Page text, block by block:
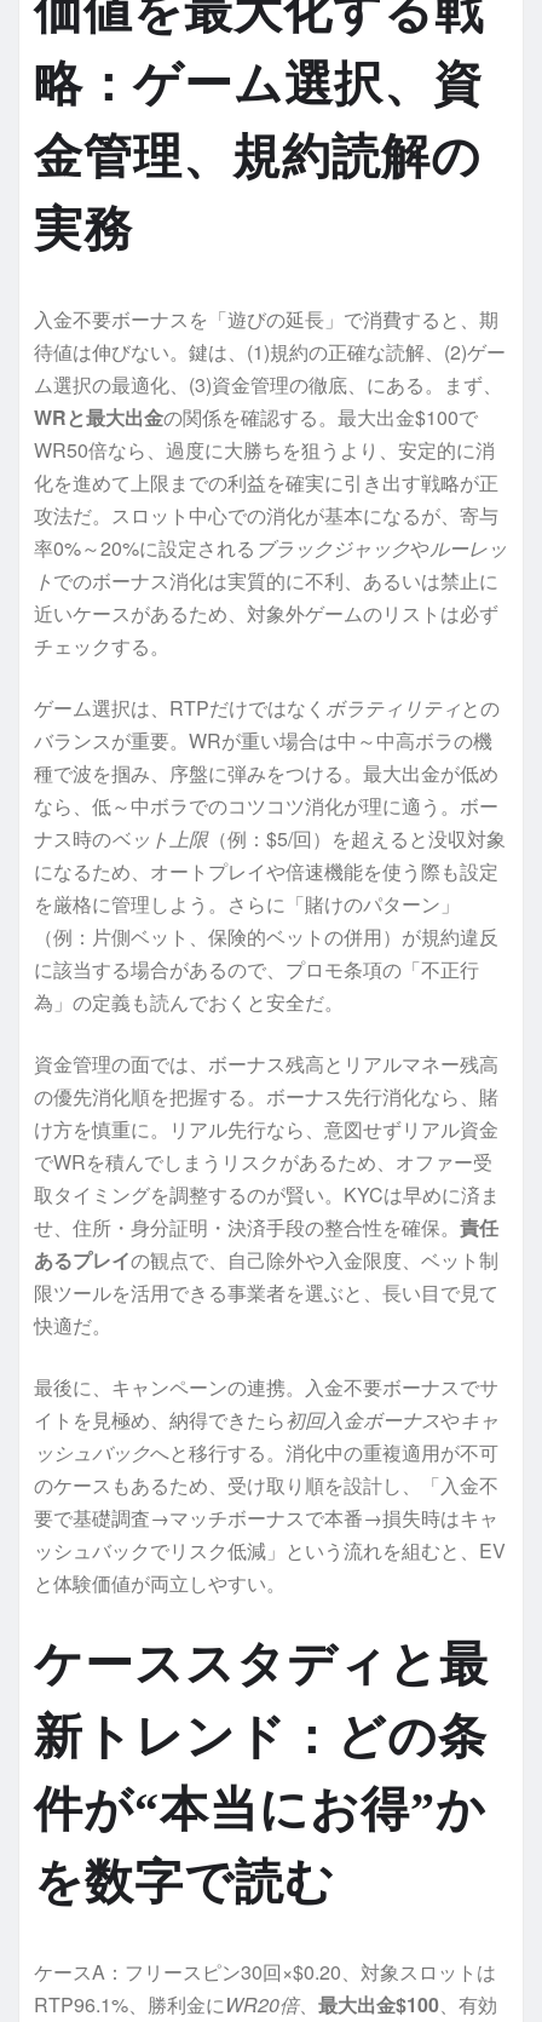
価値を最大化する戦
略：ゲーム選択、資
金管理、規約読解の
実務
入金不要ボーナスを「遊びの延長」で消費すると、期
待値は伸びない。鍵は、(1)規約の正確な読解、(2)ゲー
ム選択の最適化、(3)資金管理の徹底、にある。まず、
WRと最大出金の関係を確認する。最大出金$100で
WR50倍なら、過度に大勝ちを狙うより、安定的に消
化を進めて上限までの利益を確実に引き出す戦略が正
攻法だ。スロット中心での消化が基本になるが、寄与
率0%～20%に設定される ブラックジャックやルーレッ
トでのボーナス消化は実質的に不利、あるいは禁止に
近いケースがあるため、対象外ゲームのリストは必ず
チェックする。
ゲーム選択は、RTPだけではなく ボラティリティとの
バランスが重要。WRが重い場合は中～中高ボラの機
種で波を掴み、序盤に弾みをつける。最大出金が低め
なら、低～中ボラでのコツコツ消化が理に適う。ボー
ナス時のベット上限（例：$5/回）を超えると没収対象
になるため、オートプレイや倍速機能を使う際も設定
を厳格に管理しよう。さらに「賭けのパターン」
（例：片側ベット、保険的ベットの併用）が規約違反
に該当する場合があるので、プロモ条項の「不正行
為」の定義も読んでおくと安全だ。
資金管理の面では、ボーナス残高とリアルマネー残高
の優先消化順を把握する。ボーナス先行消化なら、賭
け方を慎重に。リアル先行なら、意図せずリアル資金
でWRを積んでしまうリスクがあるため、オファー受
取タイミングを調整するのが賢い。KYCは早めに済ま
せ、住所・身分証明・決済手段の整合性を確保。 責任
あるプレイの観点で、自己除外や入金限度、ベット制
限ツールを活用できる事業者を選ぶと、長い目で見て
快適だ。
最後に、キャンペーンの連携。入金不要ボーナスでサ
イトを見極め、納得できたら初回入金ボーナスやキャ
ッシュバックへと移行する。消化中の重複適用が不可
のケースもあるため、受け取り順を設計し、「入金不
要で基礎調査→マッチボーナスで本番→損失時はキャ
ッシュバックでリスク低減」という流れを組むと、EV
と体験価値が両立しやすい。
ケーススタディと最
新トレンド：どの条
件が“本当にお得”か
を数字で読む
ケースA：フリースピン30回×$0.20、対象スロットは
RTP96.1%、勝利金にWR20倍、 最大出金$100、有効